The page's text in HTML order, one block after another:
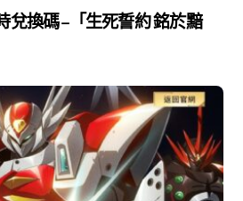
兌換碼 –「生死誓約 銘於黯